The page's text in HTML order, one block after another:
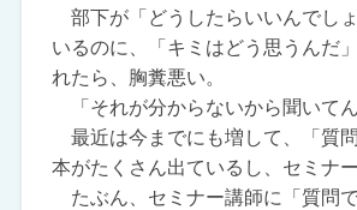
部下が「どうしたらいいんでし
いるのに、「キミはどう思うんだ
れたら、胸糞悪い。
「それが分からないから聞いてん
最近は今までにも増して、「質
本がたくさん出ているし、セミナー
たぶん、セミナー講師に「質問